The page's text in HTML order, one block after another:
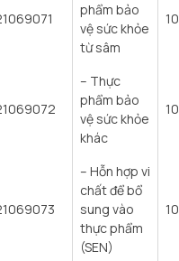
phẩm bảo
vệ sức khỏe
từ sâm
10
– Thực
phẩm bảo
vệ sức khỏe
khác
10
– Hỗn hợp vi
chất để bổ
sung vào
thực phẩm
(SEN)
10